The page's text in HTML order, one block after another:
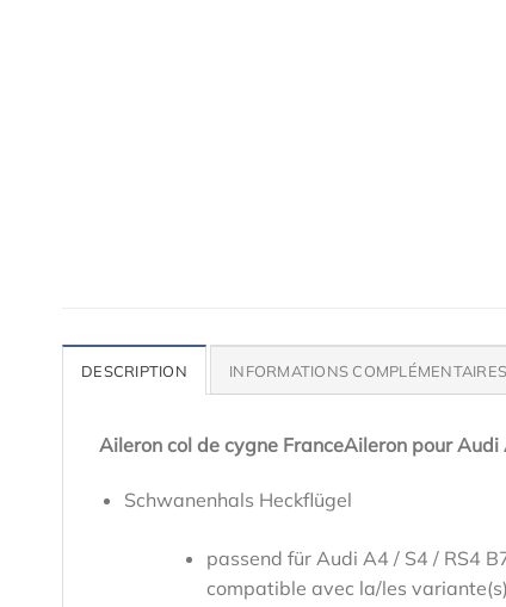
DESCRIPTION INFORMATIONS COMPLÉMENTAIRES
Aileron col de cygne FranceAileron pour
Schwanenhals Heckflügel
passend für Audi A4 / S4 / RS4
compatible avec la/les